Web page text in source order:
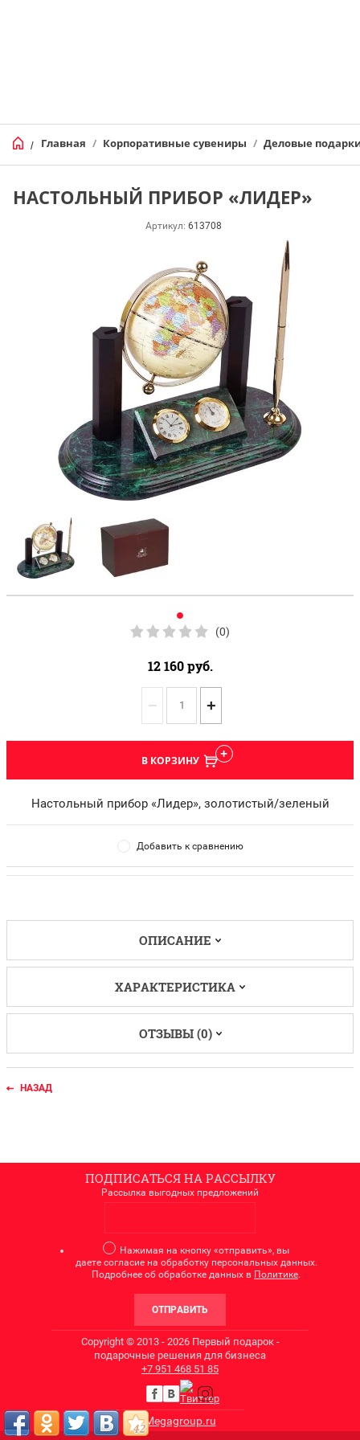
/ Главная / Корпоративные сувениры / Деловые
НАСТОЛЬНЫЙ ПРИБОР «ЛИДЕР»
Артикул: 613708
(0)
12 160руб.
− +
В КОРЗИНУ
Настольный прибор «Лидер», золотистый/зеленый
Добавить к сравнению
ОПИСАНИЕ
ХАРАКТЕРИСТИКА
ОТЗЫВЫ (0)
НАЗАД
ПОДПИСАТЬСЯ НА РАССЫЛКУ
Рассылка выгодных предложений
Нажимая на кнопку «отправить», вы
даете согласие на обработку персональных данных.
Подробнее об обработке данных в Политике.
ОТПРАВИТЬ
Copyright © 2013 - 2026 Первый подарок -
подарочные решения для бизнеса
+7 951 468 51 85
Megagroup.ru